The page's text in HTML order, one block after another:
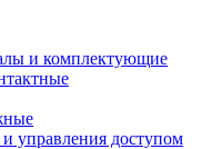
и комплектующие
управления доступом